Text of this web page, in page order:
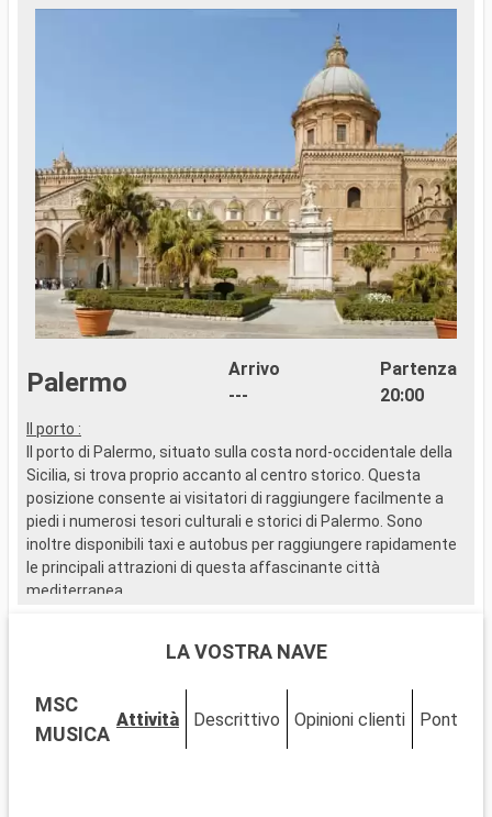
Palermo
Arrivo
---
Partenza
20:00
Il porto :
Il porto di Palermo, situato sulla costa nord-occidentale della
Sicilia, si trova proprio accanto al centro storico. Questa
posizione consente ai visitatori di raggiungere facilmente a
piedi i numerosi tesori culturali e storici di Palermo. Sono
inoltre disponibili taxi e autobus per raggiungere rapidamente
le principali attrazioni di questa affascinante città
mediterranea.
Palermo, ricca di influenze arabe, normanne e barocche, è un
Palermo, imponente monumento architettonico, e il Palazzo
dei Normanni con la sua Cappella Palatina. I vivaci mercati di
Ballarò e della Vucciria offrono un'immersione nella cultura
LA VOSTRA NAVE
MSC
MUSICA
Attività Descrittivo Opinioni clienti Ponti